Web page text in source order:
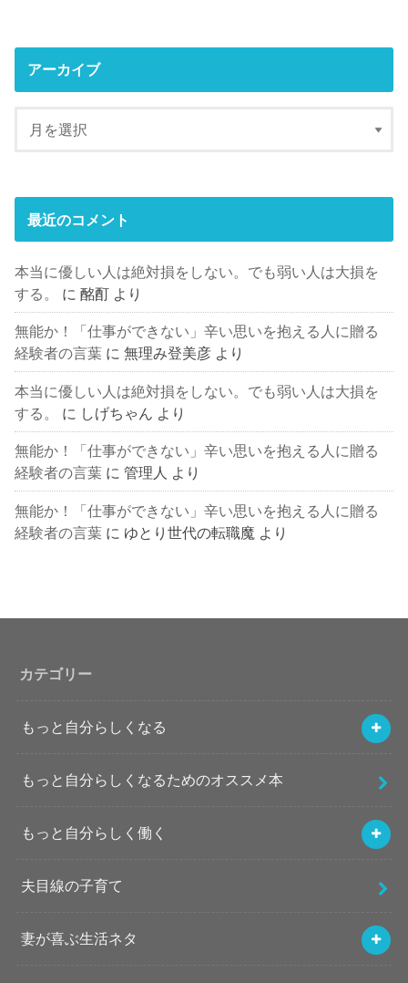
アーカイブ
最近のコメント
本当に優しい人は絶対損をしない。でも弱い人は大損を
する。
に酩酊 より
無能か！「仕事ができない」辛い思いを抱える人に贈る
経験者の言葉 に無理み登美彦 より
本当に優しい人は絶対損をしない。でも弱い人は大損を
する。
に しげちゃん より
無能か！「仕事ができない」辛い思いを抱える人に贈る
経験者の言葉 に管理人 より
無能か！「仕事ができない」辛い思いを抱える人に贈る
経験者の言葉 に ゆとり世代の転職魔 より
カテゴリー
もっと自分らしくなる
もっと自分らしくなるためのオススメ本
もっと自分らしく働く
夫目線の子育て
妻が喜ぶ生活ネタ